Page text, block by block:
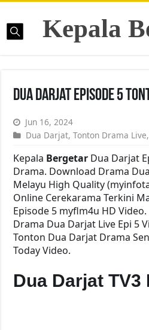
Kepala
Dua Darjat Episode 5
Jun 16, 2024
Dua Darjat,Tonton Drama Live
Kepala Bergetar Dua Darjat
Drama. Download Drama
Melayu High Quality
Online Cerekarama Terkini
Episode 5 myflm4u HD
Drama Dua Darjat Live Epi 5
Tonton Dua Darjat Drama
Today Video.
Dua Darjat TV3